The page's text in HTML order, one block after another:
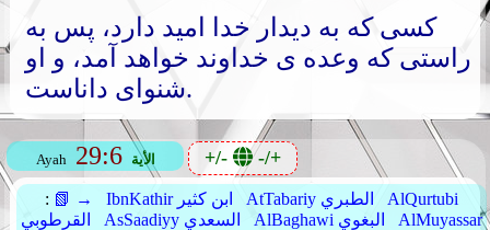
کسی که به دیدار خدا امید دارد، پس به
راستی که وعده ی خداوند خواهد آمد، و او
شنوای داناست.
Ayah 29:6 الأية +/- -/+
: 📗 → IbnKathir ابن كثير AtTabariy الطبري
AlQurtubi
القرطوبي
AsSaadiyy السعدي AlBaghawi البغوي
AlMuyassar